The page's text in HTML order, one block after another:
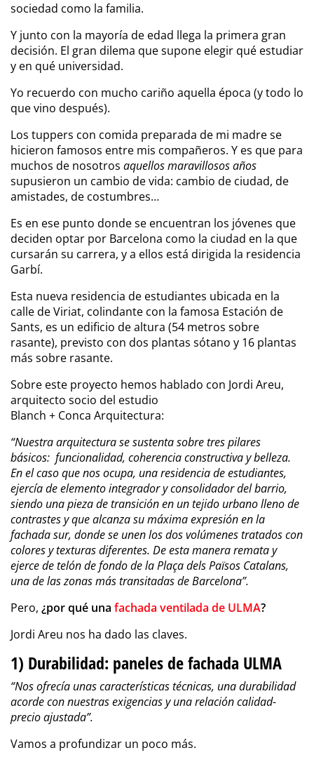
sociedad como la familia.
Y junto con la mayoría de edad llega la primera gran
decisión. El gran dilema que supone elegir qué estudiar
y en qué universidad.
Yo recuerdo con mucho cariño aquella época (y todo lo
que vino después).
Los tuppers con comida preparada de mi madre se
hicieron famosos entre mis compañeros. Y es que para
muchos de nosotros aquellos maravillosos años
supusieron un cambio de vida: cambio de ciudad, de
amistades, de costumbres…
Es en ese punto donde se encuentran los jóvenes que
deciden optar por Barcelona como la ciudad en la que
cursarán su carrera, y a ellos está dirigida la residencia
Garbí.
Esta nueva residencia de estudiantes ubicada en la
calle de Viriat, colindante con la famosa Estación de
Sants, es un edificio de altura (54 metros sobre
rasante), previsto con dos plantas sótano y 16 plantas
más sobre rasante.
Sobre este proyecto hemos hablado con Jordi Areu,
arquitecto socio del estudio
Blanch + Conca Arquitectura:
“Nuestra arquitectura se sustenta sobre tres pilares
básicos: funcionalidad, coherencia constructiva y belleza.
En el caso que nos ocupa, una residencia de estudiantes,
ejercía de elemento integrador y consolidador del barrio,
siendo una pieza de transición en un tejido urbano lleno de
contrastes y que alcanza su máxima expresión en la
fachada sur, donde se unen los dos volúmenes tratados con
colores y texturas diferentes. De esta manera remata y
ejerce de telón de fondo de la Plaça dels Països Catalans,
una de las zonas más transitadas de Barcelona”.
Pero, ¿por qué una fachada ventilada de ULMA?
Jordi Areu nos ha dado las claves.
1) Durabilidad: paneles de fachada ULMA
“Nos ofrecía unas características técnicas, una durabilidad
acorde con nuestras exigencias y una relación calidad-
precio ajustada”.
Vamos a profundizar un poco más.